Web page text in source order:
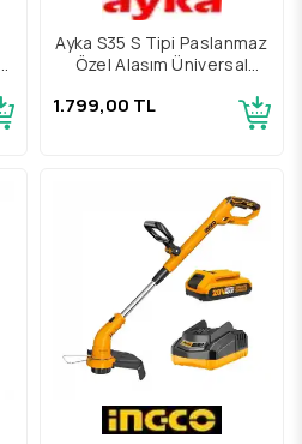
Ayka S35 S Tipi Paslanmaz
Özel Alaşım Üniversal
1.799,00 TL